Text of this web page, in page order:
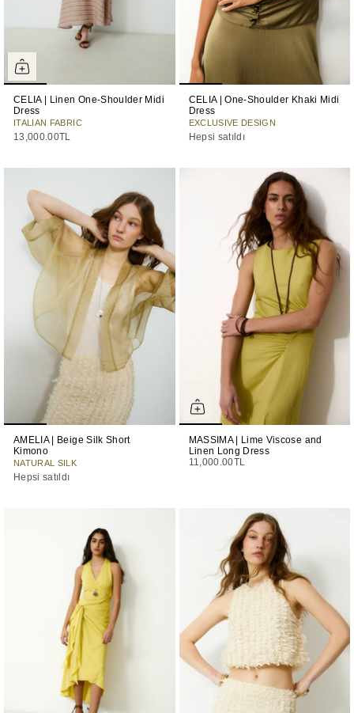
CELIA | Linen One-Shoulder Midi
Dress
ITALIAN FABRIC
13,000.00TL
CELIA | One-Shoulder Khaki Midi
Dress
EXCLUSIVE DESIGN
Hepsi satıldı
AMELIA | Beige Silk Short
Kimono
NATURAL SILK
Hepsi satıldı
MASSIMA | Lime Viscose and
Linen Long Dress
11,000.00TL